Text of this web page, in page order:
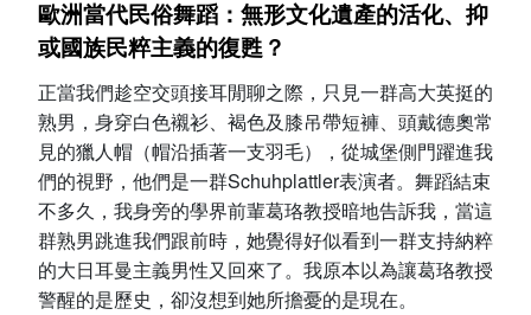
歐洲當代民俗舞蹈：無形文化遺產的活化、抑
或國族民粹主義的復甦？
正當我們趁空交頭接耳閒聊之際，只見一群高大英挺的
熟男，身穿白色襯衫、褐色及膝吊帶短褲、頭戴德奧常
見的獵人帽（帽沿插著一支羽毛），從城堡側門躍進我
們的視野，他們是一群Schuhplattler表演者。舞蹈結束
不多久，我身旁的學界前輩葛珞教授暗地告訴我，當這
群熟男跳進我們跟前時，她覺得好似看到一群支持納粹
的大日耳曼主義男性又回來了。我原本以為讓葛珞教授
警醒的是歷史，卻沒想到她所擔憂的是現在。